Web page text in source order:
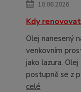
10.06.2026
Kdy
Olej nanesený
venkovním
jako lazura.
postupně se z
celé